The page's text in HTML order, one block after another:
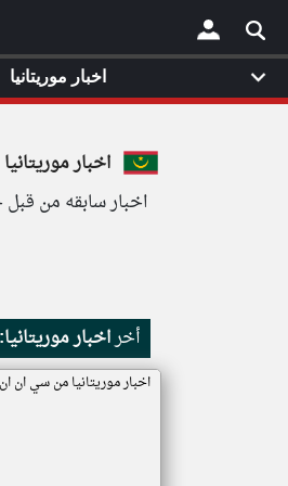
×
اخبار موريتانيا
اخبار سابقه من قبل
أخراخبار موريتانيا:
اخبار موريتانيا من سي ان
اخبار موريتانيا